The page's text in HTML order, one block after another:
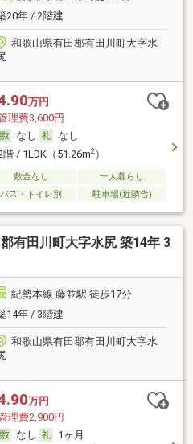
20年 / 2階建
和歌山県有田郡有田川町大字水
万円
理費3,600円
なし
なし
階 / 1LDK（51.26m2）
敷金なし
一人暮らし
バス・トイレ別 駐車場(近隣含)
有田川町大字水尻 築14年 3
紀勢本線 藤並駅 徒歩17分
14年 / 3階建
和歌山県有田郡有田川町大字水
万円
理費2,900円
なし
1ヶ月